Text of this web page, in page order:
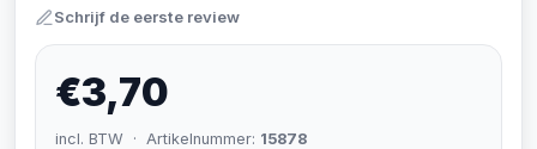
Schrijf de eerste review
€3,70
incl. BTW · Artikelnummer: 15878